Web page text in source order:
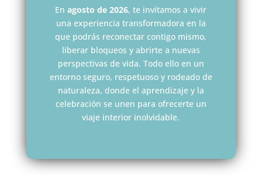
Enagosto de 2026, te invitamos a vivir
una experiencia transformadora en la
que podrás reconectar contigo mismo,
liberar bloqueos y abrirte a nuevas
perspectivas de vida. Todo ello en un
entorno seguro, respetuoso y rodeado de
naturaleza, donde el aprendizaje y la
celebración se unen para ofrecerte un
viaje interior inolvidable.